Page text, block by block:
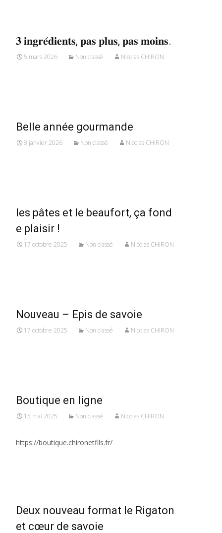
𝟑 𝐢𝐧𝐠𝐫𝐞́𝐝𝐢𝐞𝐧𝐭𝐬, 𝐩𝐚𝐬 𝐩𝐥𝐮𝐬, 𝐩𝐚𝐬 𝐦𝐨𝐢𝐧𝐬.
5 mars 2026 Non classé Nicolas CHIRON
Belle année gourmande
8 janvier 2026 Non classé Nicolas CHIRON
les pâtes et le beaufort, ça fond
e plaisir !
17 octobre 2025 Non classé Nicolas CHIRON
Nouveau – Epis de savoie
17 octobre 2025 Non classé Nicolas CHIRON
Boutique en ligne
15 mai 2025 Non classé Nicolas CHIRON
https://boutique.chironetfils.fr/
Deux nouveau format le Rigaton
et cœur de savoie